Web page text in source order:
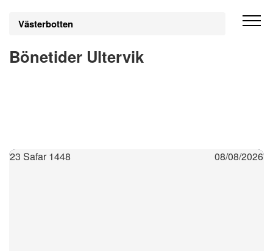
Västerbotten
Bönetider Ultervik
23 Safar 1448 08/08/2026